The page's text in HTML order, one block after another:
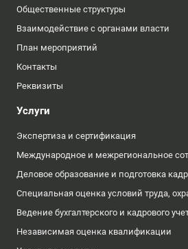
Общественные структуры
Взаимодействие с органами власти
План мероприятий
Контакты
Реквизиты
Услуги
Экспертиза и сертификация
Международное и межрегиональное
Деловое образование и подготовка
Специальная оценка условий труда,
Ведение бухгалтерского и кадрового
Независимая оценка квалификации